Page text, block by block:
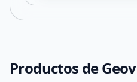
Productos de